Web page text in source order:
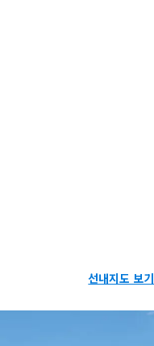
선내지도 보기